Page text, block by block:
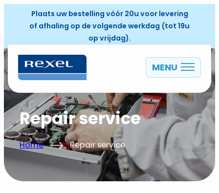
Plaats uw bestelling vóór 20u voor levering
of afhaling op de volgende werkdag (tot 19u
op vrijdag).
NL
MENU
Repair service
Home Repair service